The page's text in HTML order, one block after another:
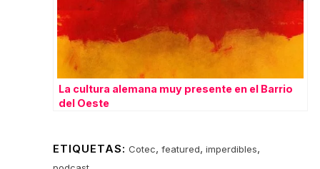
La cultura alemana muy presente en el Barrio
del Oeste
ETIQUETAS: Cotec, featured, imperdibles,